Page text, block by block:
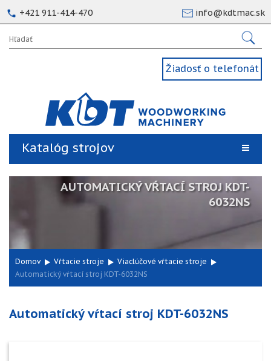
+421 911-414-470 info@kdtmac.sk
Žiadosť o telefonát
Katalóg strojov
AUTOMATICKÝ VŔTACÍ STROJ KDT-
6032NS
Domov Vŕtacie stroje
Viaclúčové vŕtacie stroje
Automatický vŕtací stroj KDT-6032NS
Automatický vŕtací stroj KDT-6032NS